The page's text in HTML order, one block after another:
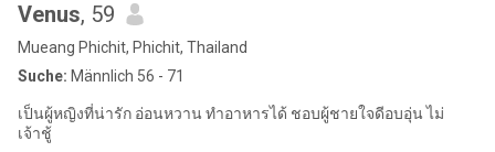
Venus, 59
Mueang Phichit, Phichit, Thailand
Suche: Männlich 56 - 71
เป็นผู้หญิงที่น่ารัก อ่อนหวาน ทำอาหารได้ ชอบผู้ชายใจดีอบอุ่น ไม่
เจ้าชู้